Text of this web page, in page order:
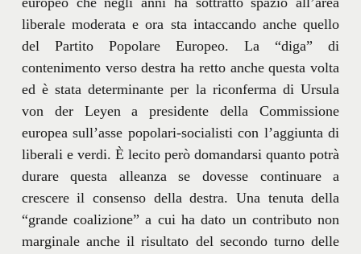
liberale moderata e ora sta intaccando anche quello
del Partito Popolare Europeo. La “diga” di
contenimento verso destra ha retto anche questa volta
ed è stata determinante per la riconferma di Ursula
von der Leyen a presidente della Commissione
europea sull’asse popolari-socialisti con l’aggiunta di
liberali e verdi. È lecito però domandarsi quanto potrà
durare questa alleanza se dovesse continuare a
crescere il consenso della destra. Una tenuta della
“grande coalizione” a cui ha dato un contributo non
marginale anche il risultato del secondo turno delle